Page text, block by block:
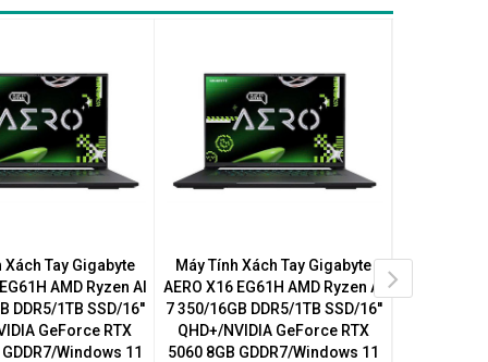
Xách Tay Gigabyte
AMD Ryzen AI
DDR5/1TB SSD/16''
GeForce RTX
Windows 11
Máy Tính Xách Tay Gigabyte
AERO X16 EG61H AMD Ryzen AI
7 350/16GB DDR5/1TB SSD/16''
QHD+/NVIDIA GeForce RTX
5060 8GB GDDR7/Windows 11
Máy Tính